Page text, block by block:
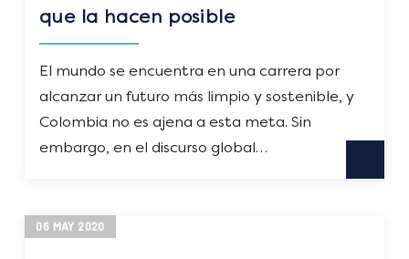
que la hacen posible
El mundo se encuentra en una carrera por
alcanzar un futuro más limpio y sostenible, y
Colombia no es ajena a esta meta. Sin
embargo, en el discurso global…
06 MAY 2020